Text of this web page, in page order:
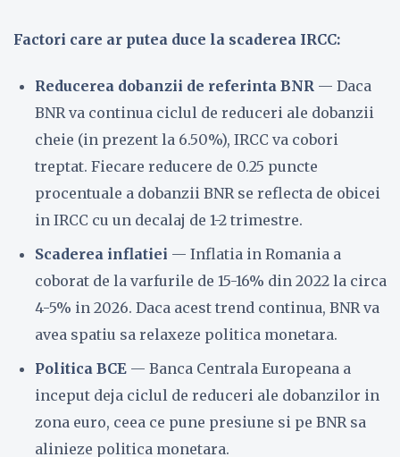
Factori care ar putea duce la scaderea IRCC:
Reducerea dobanzii de referinta BNR — Daca
BNR va continua ciclul de reduceri ale dobanzii
cheie (in prezent la 6.50%), IRCC va cobori
treptat. Fiecare reducere de 0.25 puncte
procentuale a dobanzii BNR se reflecta de obicei
in IRCC cu un decalaj de 1-2 trimestre.
Scaderea inflatiei — Inflatia in Romania a
coborat de la varfurile de 15-16% din 2022 la circa
4-5% in 2026. Daca acest trend continua, BNR va
avea spatiu sa relaxeze politica monetara.
Politica BCE — Banca Centrala Europeana a
inceput deja ciclul de reduceri ale dobanzilor in
zona euro, ceea ce pune presiune si pe BNR sa
alinieze politica monetara.